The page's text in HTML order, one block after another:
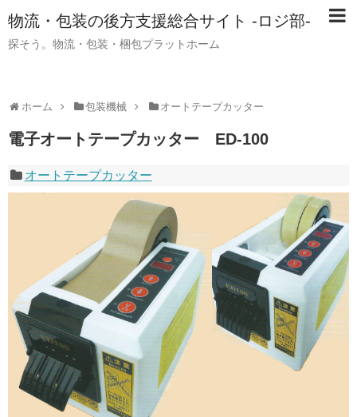
物流・包装の後方支援総合サイト -ロジ部-
探そう。物流・包装・梱包プラットホーム
ホーム 包装機械 オートテープカッター
電子オートテープカッター ED-100
オートテープカッター